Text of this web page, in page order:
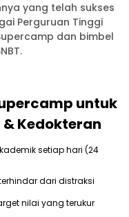
yang telah sukses
Perguruan Tinggi
dan bimbel
untuk
& Kedokteran
setiap hari (24
dari distraksi
nilai yang terukur